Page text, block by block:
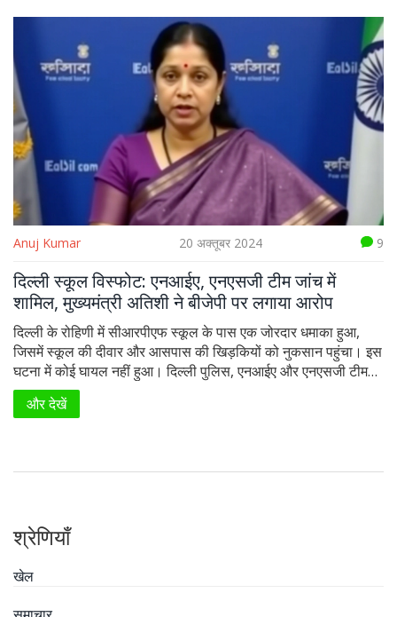
Anuj Kumar 20 अक्तूबर 2024 9
दिल्ली स्कूल विस्फोट: एनआईए, एनएसजी टीम जांच में
शामिल, मुख्यमंत्री अतिशी ने बीजेपी पर लगाया आरोप
दिल्ली के रोहिणी में सीआरपीएफ स्कूल के पास एक जोरदार धमाका हुआ,
जिसमें स्कूल की दीवार और आसपास की खिड़कियों को नुकसान पहुंचा। इस
घटना में कोई घायल नहीं हुआ। दिल्ली पुलिस, एनआईए और एनएसजी टीम
जांच में लगी हुई हैं। मुख्यमंत्री अतिशी ने घटना के लिए केंद्र सरकार पर
आरोप लगाते हुए कहा कि दिल्ली में कानून व्यवस्था की जिम्मेदारी उनकी है।
और देखें
श्रेणियाँ
खेल